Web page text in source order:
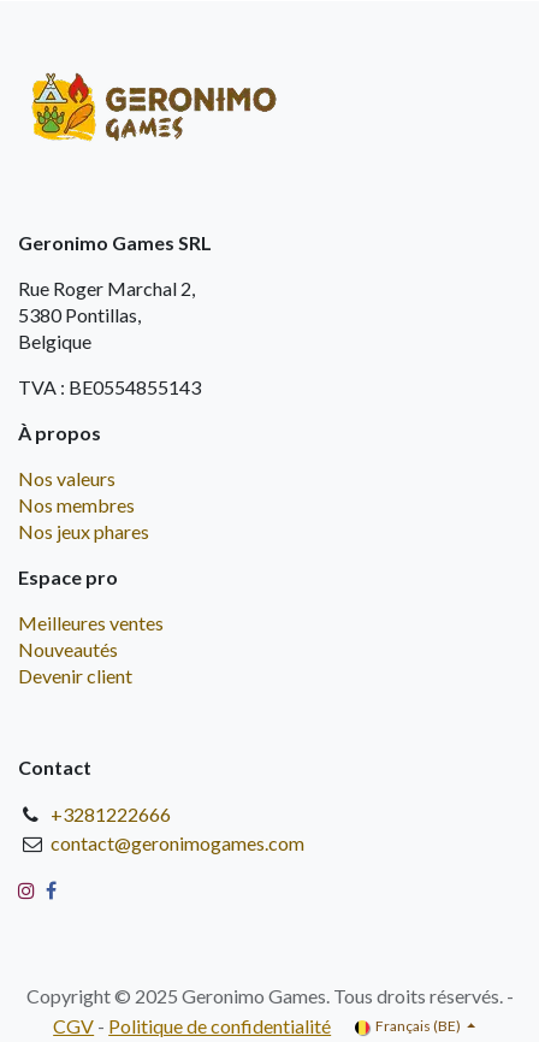
Geronimo Games SRL
Rue Roger Marchal 2,
5380 Pontillas,
Belgique
TVA : BE0554855143
À propos
Nos valeurs
Nos membres
Nos jeux phares
Espace pro
Meilleures ventes
Nouveautés
Devenir client
Contact
+3281222666
contact@geronimogames.com
Copyright © 2025 Geronimo Games. Tous droits réservés. -
CGV - Politique de confidentialité Français (BE)